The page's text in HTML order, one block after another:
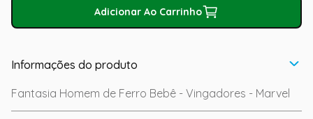
Adicionar Ao Carrinho
Informações do produto
Fantasia Homem de Ferro Bebê - Vingadores - Marvel